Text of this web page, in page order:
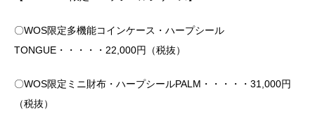
〇WOS限定多機能コインケース・ハープシール
TONGUE・・・・・22,000円（税抜）
〇WOS限定ミニ財布・ハープシールPALM・・・・・31,000円
（税抜）